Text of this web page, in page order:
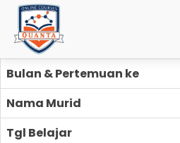
Bulan & Pertemuan ke
Nama Murid
Tgl Belajar